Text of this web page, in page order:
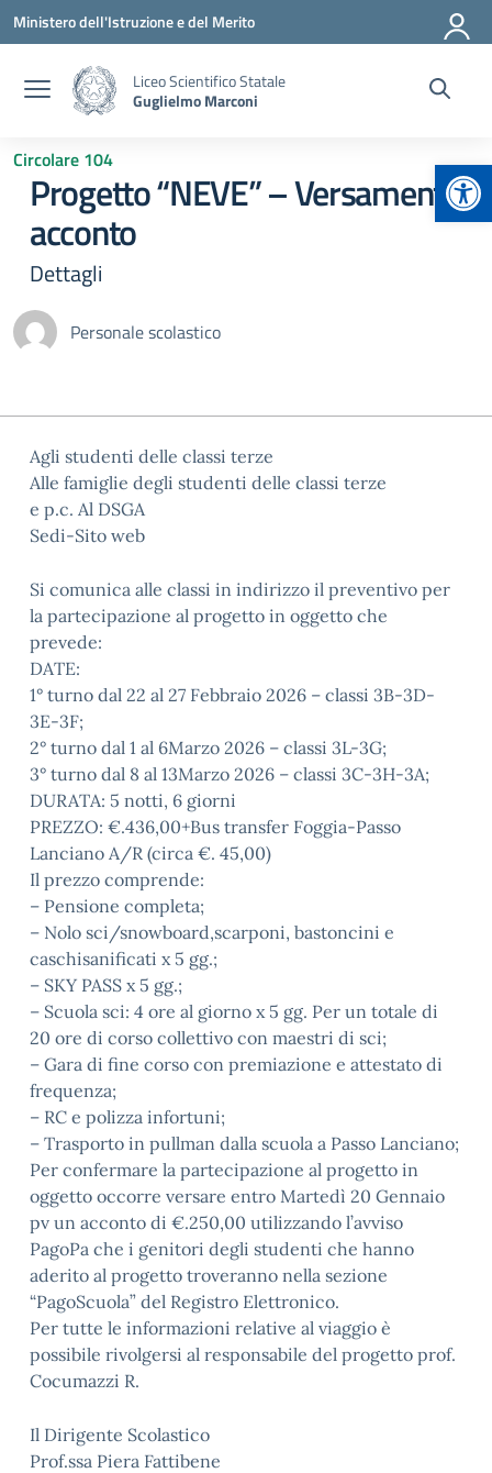
Vai ai contenuti
Vai al menu di navigazione
Vai al footer
Ministero dell'Istruzione e del Merito
Liceo Scientifico Statale
Guglielmo Marconi
Circolare 104
Progetto “NEVE” – Versamento
acconto
Dettagli
Personale scolastico
Agli studenti delle classi terze
Alle famiglie degli studenti delle classi terze
e p.c. Al DSGA
Sedi-Sito web
Si comunica alle classi in indirizzo il preventivo per
la partecipazione al progetto in oggetto che
prevede:
DATE:
1° turno dal 22 al 27 Febbraio 2026 – classi 3B-3D-
3E-3F;
2° turno dal 1 al 6Marzo 2026 – classi 3L-3G;
3° turno dal 8 al 13Marzo 2026 – classi 3C-3H-3A;
DURATA: 5 notti, 6 giorni
PREZZO: €.436,00+Bus transfer Foggia-Passo
Lanciano A/R (circa €. 45,00)
Il prezzo comprende:
– Pensione completa;
– Nolo sci/snowboard,scarponi, bastoncini e
caschisanificati x 5 gg.;
– SKY PASS x 5 gg.;
– Scuola sci: 4 ore al giorno x 5 gg. Per un totale di
20 ore di corso collettivo con maestri di sci;
– Gara di fine corso con premiazione e attestato di
frequenza;
– RC e polizza infortuni;
– Trasporto in pullman dalla scuola a Passo Lanciano;
Per confermare la partecipazione al progetto in
oggetto occorre versare entro Martedì 20 Gennaio
pv un acconto di €.250,00 utilizzando l’avviso
PagoPa che i genitori degli studenti che hanno
aderito al progetto troveranno nella sezione
“PagoScuola” del Registro Elettronico.
Per tutte le informazioni relative al viaggio è
possibile rivolgersi al responsabile del progetto prof.
Cocumazzi R.
Il Dirigente Scolastico
Prof.ssa Piera Fattibene